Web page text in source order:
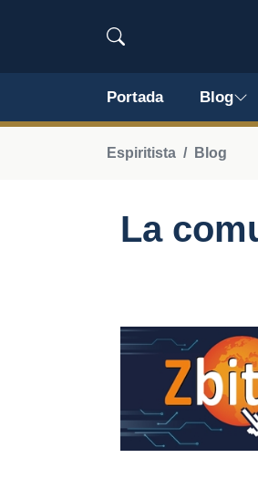
Portada Blog
Espiritista Blog
La